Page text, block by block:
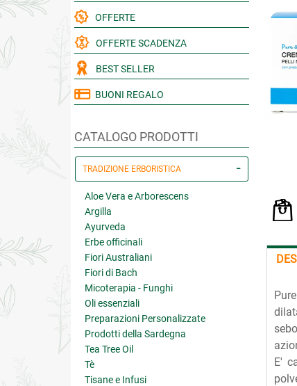
OFFERTE
OFFERTE SCADENZA
BEST SELLER
BUONI REGALO
CATALOGO PRODOTTI
TRADIZIONE ERBORISTICA
Aloe Vera e Arborescens
Argilla
Ayurveda
Erbe officinali
Fiori Australiani
Fiori di Bach
Micoterapia - Funghi
Oli essenziali
Preparazioni Personalizzate
Prodotti della Sardegna
Tea Tree Oil
Tè
Tisane e Infusi
E'